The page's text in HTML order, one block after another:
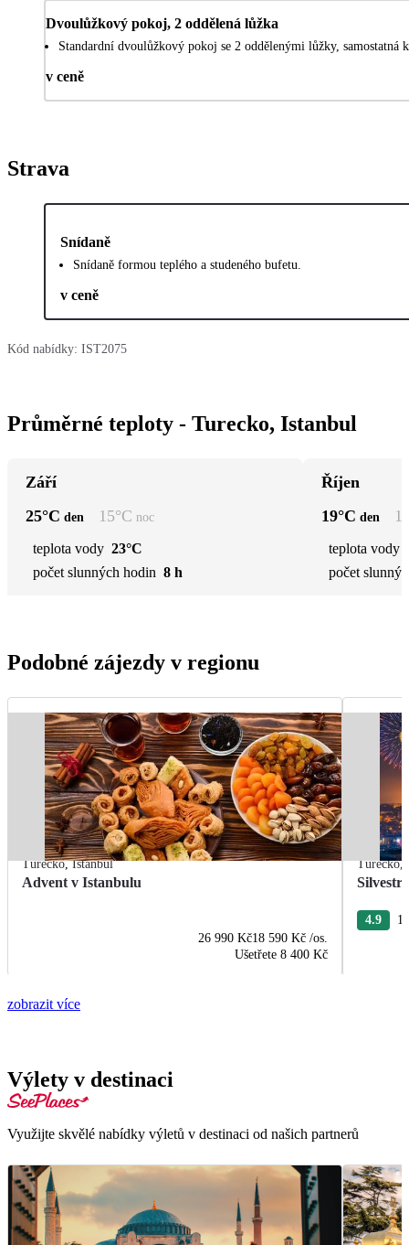
Dvoulůžkový pokoj, 2 oddělená lůžka
Standardní dvoulůžkový pokoj se 2 oddělenými lůžky, samostatná
v ceně
Strava
Snídaně
Snídaně formou teplého a studeného bufetu.
v ceně
Kód nabídky: IST2075
Průměrné teploty - Turecko, Istanbul
Září
25°C den 15°C noc
teplota vody 23°C
počet slunných hodin 8 h
Říjen
19°C den
teplota vody
počet
Podobné zájezdy v regionu
Turecko,Istanbul
Advent v Istanbulu
26 990 Kč18 590 Kč /os.
Ušetřete 8 400 Kč
Turecko,
Silvestr
4.9
zobrazit více
Výlety v destinaci
Využijte skvělé nabídky výletů v destinaci od našich partnerů